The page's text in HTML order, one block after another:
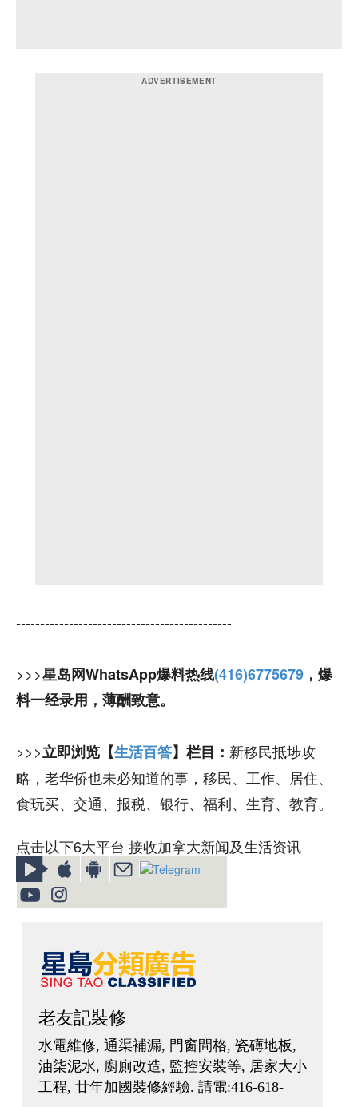
---------------------------------------------
>>>星岛网WhatsApp爆料热线(416)6775679 ，爆
料一经录用，薄酬致意。
>>>立即浏览【生活百答】栏目： 新移民抵埗攻
略，老华侨也未必知道的事，移民、工作、居住、
食玩买、交通、报税、银行、福利、生育、教育。
点击以下6大平台 接收加拿大新闻及生活资讯